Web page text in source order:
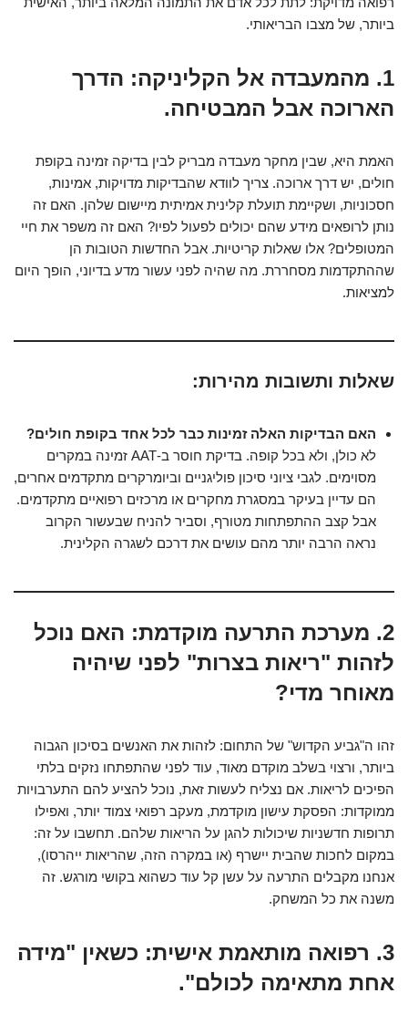
ביותר, של מצבו הבריאותי.
1. מהמעבדה אל הקליניקה: הדרך
הארוכה אבל המבטיחה.
האמת היא, שבין מחקר מעבדה מבריק לבין בדיקה זמינה בקופת
חולים, יש דרך ארוכה. צריך לוודא שהבדיקות מדויקות, אמינות,
חסכוניות, ושקיימת תועלת קלינית אמיתית מיישום שלהן. האם זה
נותן לרופאים מידע שהם יכולים לפעול לפיו? האם זה משפר את חיי
המטופלים? אלו שאלות קריטיות. אבל החדשות הטובות הן
שההתקדמות מסחררת. מה שהיה לפני עשור מדע בדיוני, הופך היום
למציאות.
שאלות ותשובות מהירות:
האם הבדיקות האלה זמינות כבר לכל אחד בקופת חולים?
לא כולן, ולא בכל קופה. בדיקת חוסר ב-AAT זמינה במקרים
מסוימים. לגבי ציוני סיכון פוליגניים וביומרקרים מתקדמים אחרים,
הם עדיין בעיקר במסגרת מחקרים או מרכזים רפואיים מתקדמים.
אבל קצב ההתפתחות מטורף, וסביר להניח שבעשור הקרוב
נראה הרבה יותר מהם עושים את דרכם לשגרה הקלינית.
2. מערכת התרעה מוקדמת: האם נוכל
לזהות "ריאות בצרות" לפני שיהיה
מאוחר מדי?
זהו ה"גביע הקדוש" של התחום: לזהות את האנשים בסיכון הגבוה
ביותר, ורצוי בשלב מוקדם מאוד, עוד לפני שהתפתחו נזקים בלתי
הפיכים לריאות. אם נצליח לעשות זאת, נוכל להציע להם התערבויות
ממוקדות: הפסקת עישון מוקדמת, מעקב רפואי צמוד יותר, ואפילו
תרופות חדשניות שיכולות להגן על הריאות שלהם. תחשבו על זה:
במקום לחכות שהבית יישרף (או במקרה הזה, שהריאות ייהרסו),
אנחנו מקבלים התרעה על עשן קל עוד כשהוא בקושי מורגש. זה
משנה את כל המשחק.
3. רפואה מותאמת אישית: כשאין "מידה
אחת מתאימה לכולם".